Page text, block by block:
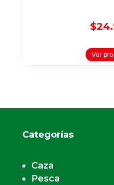
$
Ver
Categorías
Caza
Pesca